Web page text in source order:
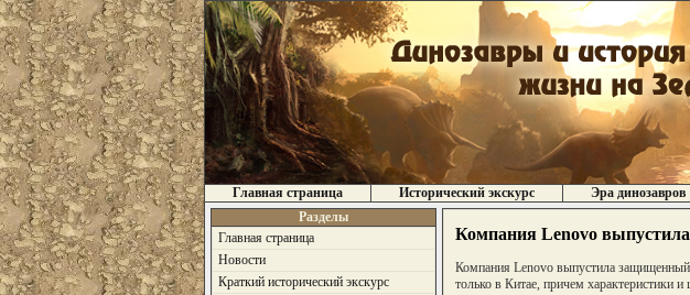
Главная страница Исторический экскурс Эра динозавров
Разделы
Главная страница
Новости
Краткий исторический экскурс
Компания Lenovo
Компания Lenovo выпустила
только в Китае, причем характеристики и